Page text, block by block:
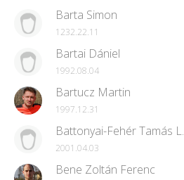
Barta Simon
1232.22.11
Bartai Dániel
1992.08.04
Bartucz Martin
1997.12.31
Battonyai-Fehér Tamás L.
2001.04.03
Bene Zoltán Ferenc